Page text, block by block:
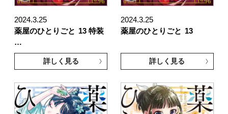
2024.3.25
薬屋のひとりごと 13 特装
…
詳しく見る
2024.3.25
薬屋のひとりごと 13
詳しく見る